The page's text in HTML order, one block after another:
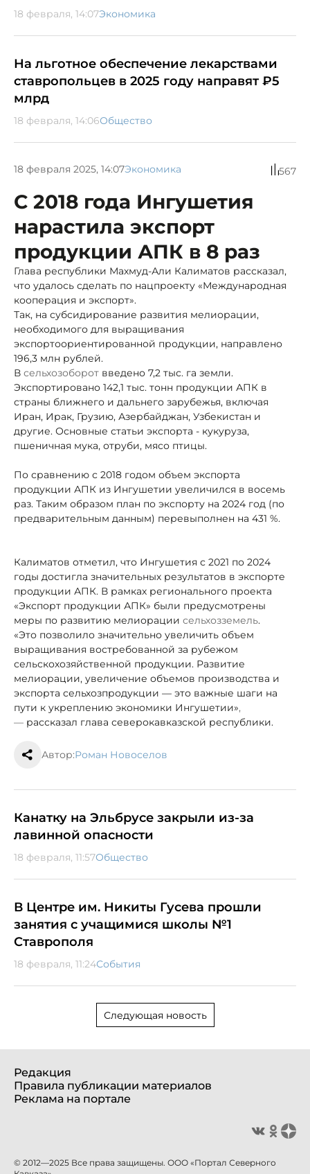
18 февраля, 14:07Экономика
На льготное обеспечение лекарствами
ставропольцев в 2025 году направят ₽5
млрд
18 февраля, 14:06Общество
18 февраля 2025, 14:07Экономика 567
С 2018 года Ингушетия
нарастила экспорт
продукции АПК в 8 раз
Глава республики Махмуд-Али Калиматов рассказал,
что удалось сделать по нацпроекту «Международная
кооперация и экспорт».
Так, на субсидирование развития мелиорации,
необходимого для выращивания
экспортоориентированной продукции, направлено
196,3 млн рублей.
В сельхозоборот введено 7,2 тыс. га земли.
Экспортировано 142,1 тыс. тонн продукции АПК в
страны ближнего и дальнего зарубежья, включая
Иран, Ирак, Грузию, Азербайджан, Узбекистан и
другие. Основные статьи экспорта - кукуруза,
пшеничная мука, отруби, мясо птицы.
По сравнению с 2018 годом объем экспорта
продукции АПК из Ингушетии увеличился в восемь
раз. Таким образом план по экспорту на 2024 год (по
предварительным данным) перевыполнен на 431 %.
Калиматов отметил, что Ингушетия с 2021 по 2024
годы достигла значительных результатов в экспорте
продукции АПК. В рамках регионального проекта
«Экспорт продукции АПК» были предусмотрены
меры по развитию мелиорации сельхозземель.
«Это позволило значительно увеличить объем
выращивания востребованной за рубежом
сельскохозяйственной продукции. Развитие
мелиорации, увеличение объемов производства и
экспорта сельхозпродукции — это важные шаги на
пути к укреплению экономики Ингушетии»,
— рассказал глава северокавказской республики.
Автор:Роман Новоселов
Канатку на Эльбрусе закрыли из-за
лавинной опасности
18 февраля, 11:57Общество
В Центре им. Никиты Гусева прошли
занятия с учащимися школы №1
Ставрополя
18 февраля, 11:24События
Следующая новость
Редакция
Правила публикации материалов
Реклама на портале
© 2012—2025 Все права защищены. ООО «Портал Северного